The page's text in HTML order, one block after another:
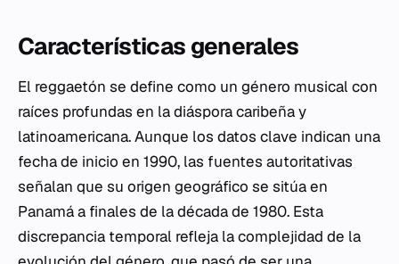
Características generales
El reggaetón se define como un género musical con
raíces profundas en la diáspora caribeña y
latinoamericana. Aunque los datos clave indican una
fecha de inicio en 1990, las fuentes autoritativas
señalan que su origen geográfico se sitúa en
Panamá a finales de la década de 1980. Esta
discrepancia temporal refleja la complejidad de la